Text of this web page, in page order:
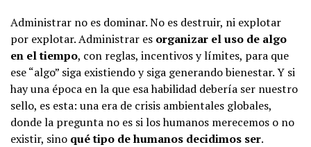
Administrar no es dominar. No es destruir, ni explotar
por explotar. Administrar es organizar el uso de algo
en el tiempo, con reglas, incentivos y límites, para que
ese “algo” siga existiendo y siga generando bienestar. Y si
hay una época en la que esa habilidad debería ser nuestro
sello, es esta: una era de crisis ambientales globales,
donde la pregunta no es si los humanos merecemos o no
existir, sino qué tipo de humanos decidimos ser.